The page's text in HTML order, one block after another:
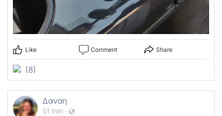
Like Comment Share
(8)
Δαναη
51 min ·